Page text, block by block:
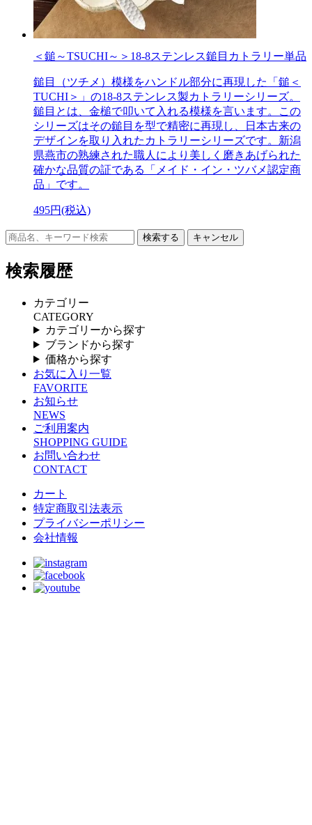
＜鎚～TSUCHI～＞18-8ステンレス鎚目カトラリー単品
鎚目（ツチメ）模様をハンドル部分に再現した「鎚＜
TUCHI＞」の18-8ステンレス製カトラリーシリーズ。
鎚目とは、金槌で叩いて入れる模様を言います。この
シリーズはその鎚目を型で精密に再現し、日本古来の
デザインを取り入れたカトラリーシリーズです。新潟
県燕市の熟練された職人により美しく磨きあげられた
確かな品質の証である「メイド・イン・ツバメ認定商
品」です。
495円(税込)
キャンセル
検索履歴
カテゴリー
CATEGORY
カテゴリーから探す
ブランドから探す
価格から探す
お気に入り一覧
FAVORITE
お知らせ
NEWS
ご利用案内
SHOPPING GUIDE
お問い合わせ
CONTACT
カート
特定商取引法表示
プライバシーポリシー
会社情報